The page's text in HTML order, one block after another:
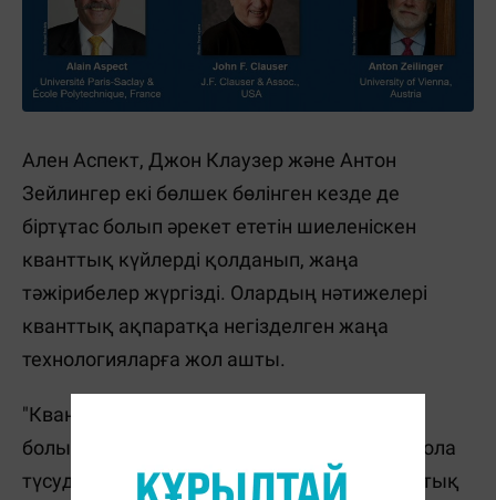
Ален Аспект, Джон Клаузер және Антон
Зейлингер екі бөлшек бөлінген кезде де
біртұтас болып әрекет ететін шиеленіскен
кванттық күйлерді қолданып, жаңа
тәжірибелер жүргізді. Олардың нәтижелері
кванттық ақпаратқа негізделген жаңа
технологияларға жол ашты.
"Кванттық технологияның жаңа түрі пайда
болып келе жатқаны барған сайын анық бола
түсуде. Біз лауреаттардың жұмысы кванттық